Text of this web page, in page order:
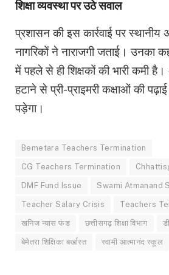
शिक्षा व्यवस्था पर उठे सवाल
प्रशासन की इस कार्रवाई पर स्थानीय
नागरिकों ने नाराजगी जताई। उनका
में पहले से ही शिक्षकों की भारी कमी
हटाने से प्री-प्राइमरी कक्षाओं की
पड़ेगा।
Bemetara Teachers Termination
CG Teachers Termination
DMF Fund Issue Swami Atmanand
Teacher Salary Crisis Teachers
खनिज न्यास फंड छत्तीसगढ़ शिक्षा विभाग
बेमेतरा शिक्षिका बर्खास्त स्वामी आत्मानंद स्कूल